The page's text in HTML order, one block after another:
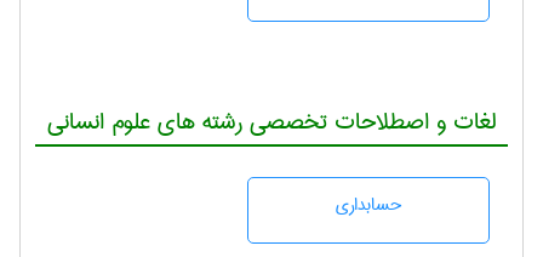
لغات و اصطلاحات تخصصی رشته های علوم انسانی
حسابداری